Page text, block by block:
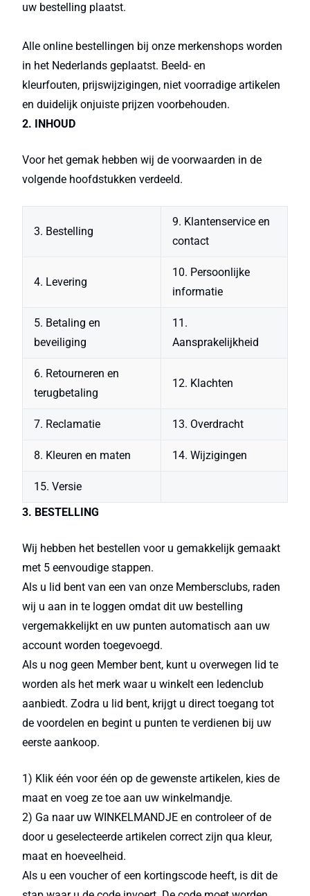
uw bestelling plaatst.
Alle online bestellingen bij onze merkenshops worden
in het Nederlands geplaatst. Beeld- en
kleurfouten, prijswijzigingen, niet voorradige artikelen
en duidelijk onjuiste prijzen voorbehouden.
2. INHOUD
Voor het gemak hebben wij de voorwaarden in de
volgende hoofdstukken verdeeld.
3. Bestelling
9. Klantenservice en
contact
4. Levering
10. Persoonlijke
informatie
5. Betaling en
beveiliging
11.
Aansprakelijkheid
6. Retourneren en
terugbetaling
12. Klachten
7. Reclamatie 13. Overdracht
8. Kleuren en maten 14. Wijzigingen
15. Versie
3. BESTELLING
Wij hebben het bestellen voor u gemakkelijk gemaakt
met 5 eenvoudige stappen.
Als u lid bent van een van onze Membersclubs, raden
wij u aan in te loggen omdat dit uw bestelling
vergemakkelijkt en uw punten automatisch aan uw
account worden toegevoegd.
Als u nog geen Member bent, kunt u overwegen lid te
worden als het merk waar u winkelt een ledenclub
aanbiedt. Zodra u lid bent, krijgt u direct toegang tot
de voordelen en begint u punten te verdienen bij uw
eerste aankoop.
1) Klik één voor één op de gewenste artikelen, kies de
maat en voeg ze toe aan uw winkelmandje.
2) Ga naar uw WINKELMANDJE en controleer of de
door u geselecteerde artikelen correct zijn qua kleur,
maat en hoeveelheid.
Als u een voucher of een kortingscode heeft, is dit de